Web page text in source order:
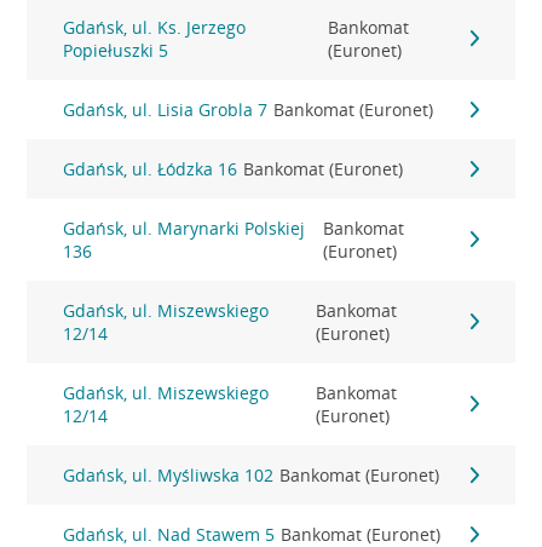
Gdańsk, ul. Ks. Jerzego
Popiełuszki 5
Bankomat
(Euronet)
Gdańsk, ul. Lisia Grobla 7 Bankomat (Euronet)
Gdańsk, ul. Łódzka 16 Bankomat (Euronet)
Gdańsk, ul. Marynarki Polskiej
136
Bankomat
(Euronet)
Gdańsk, ul. Miszewskiego
12/14
Bankomat
(Euronet)
Gdańsk, ul. Miszewskiego
12/14
Bankomat
(Euronet)
Gdańsk, ul. Myśliwska 102 Bankomat (Euronet)
Gdańsk, ul. Nad Stawem 5 Bankomat (Euronet)